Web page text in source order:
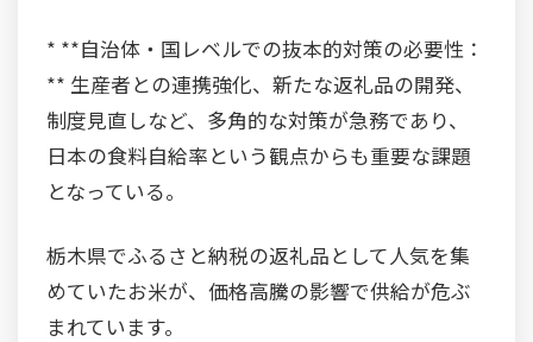
* **自治体・国レベルでの抜本的対策の必要性：
** 生産者との連携強化、新たな返礼品の開発、
制度見直しなど、多角的な対策が急務であり、
日本の食料自給率という観点からも重要な課題
となっている。
栃木県でふるさと納税の返礼品として人気を集
めていたお米が、価格高騰の影響で供給が危ぶ
まれています。